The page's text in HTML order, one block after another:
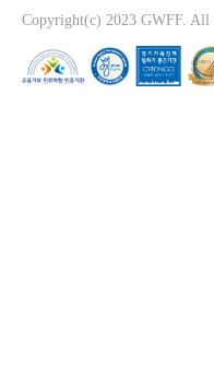
Copyright(c) 2023 GWFF. All